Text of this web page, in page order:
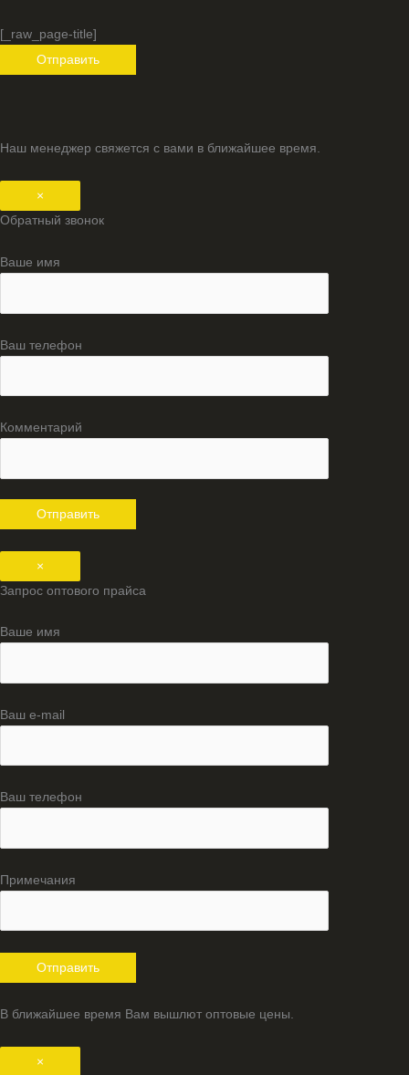
[_raw_page-title]
Наш менеджер свяжется с вами в ближайшее время.
×
Обратный звонок
Ваше имя
Ваш телефон
Комментарий
×
Запрос оптового прайса
Ваше имя
Ваш e-mail
Ваш телефон
Примечания
В ближайшее время Вам вышлют оптовые цены.
×